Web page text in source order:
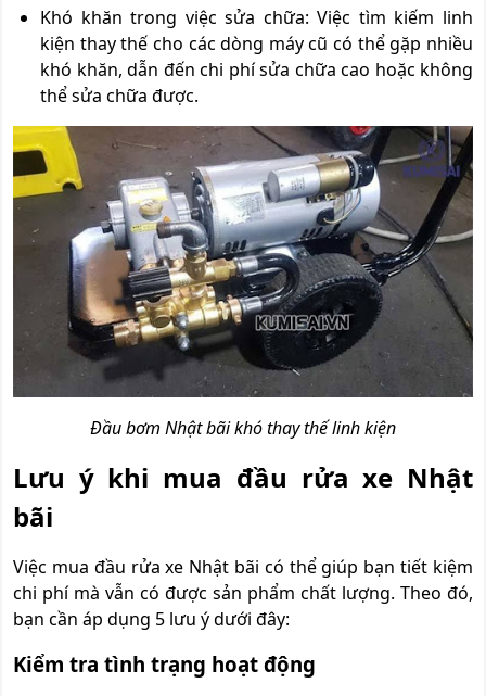
Khó khăn trong việc sửa chữa: Việc tìm kiếm linh
kiện thay thế cho các dòng máy cũ có thể gặp nhiều
khó khăn, dẫn đến chi phí sửa chữa cao hoặc không
thể sửa chữa được.
Đầu bơm Nhật bãi khó thay thế linh kiện
Lưu ý khi mua đầu rửa xe Nhật
bãi
Việc mua đầu rửa xe Nhật bãi có thể giúp bạn tiết kiệm
chi phí mà vẫn có được sản phẩm chất lượng. Theo đó,
bạn cần áp dụng 5 lưu ý dưới đây:
Kiểm tra tình trạng hoạt động